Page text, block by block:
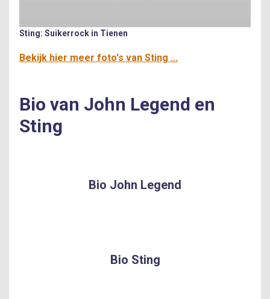
Sting: Suikerrock in Tienen
Bekijk hier meer foto's van Sting ...
Bio van John Legend en
Sting
Bio John Legend
Bio Sting